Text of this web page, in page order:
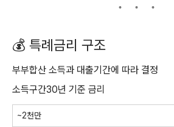
💰 특례금리 구조
부부합산 소득과 대출기간에 따라 결정
소득구간30년 기준 금리
~2천만